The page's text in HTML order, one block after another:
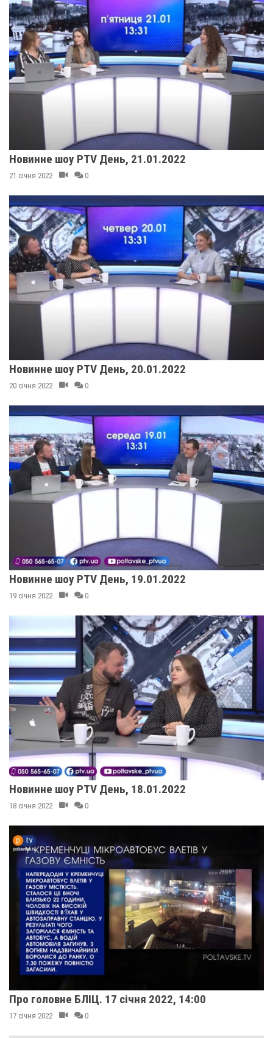
Новинне шоу PTV День, 21.01.2022
21 січня 2022 0
Новинне шоу PTV День, 20.01.2022
20 січня 2022 0
Новинне шоу PTV День, 19.01.2022
19 січня 2022 0
Новинне шоу PTV День, 18.01.2022
18 січня 2022 0
Про головне БЛІЦ. 17 січня 2022, 14:00
17 січня 2022 0